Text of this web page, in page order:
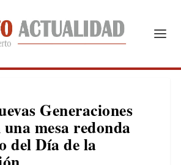
Generaciones
mesa redonda
del Día de la